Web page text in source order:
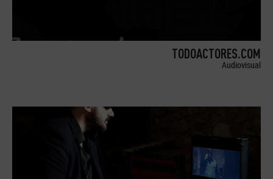
TODOACTORES.COM
Audiovisual